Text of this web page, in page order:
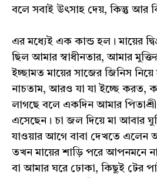
বলে সবাই উৎসাহ দেয়, কিন্তু আর
এর মধ্যেই এক কান্ড হল। মায়ের
ছিল আমার স্বাধীনতার, আমার
ইচ্ছামত মায়ের সাজের জিনিস
নাচতাম, আরও যা যা ইচ্ছে করত,
লাগছে বলে একদিন আমার পিতাশ্রী
এসেছেন। চা জল দিয়ে মা আবার
যাওয়ার আগে বাবা দেখতে এলেন
তখন মায়ের শাড়ি পরে আপনমনে
বা আমার ঘরে ঢোকা, কিছুই টের